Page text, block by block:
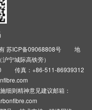
苏ICP备09068808号 地
宁城际高铁旁）
传真：+86-511-86939312
细则精神意见建议邮箱：